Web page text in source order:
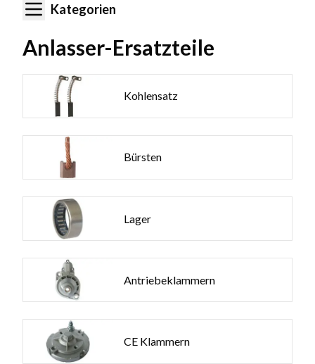
Kategorien
Anlasser-Ersatzteile
Kohlensatz
Bürsten
Lager
Antriebeklammern
CE Klammern